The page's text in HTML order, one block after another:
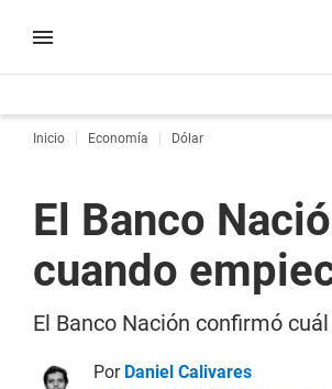
Inicio Economía Dólar
El Banco
cuando
El Banco Nación confirmó
Por Daniel Calivares